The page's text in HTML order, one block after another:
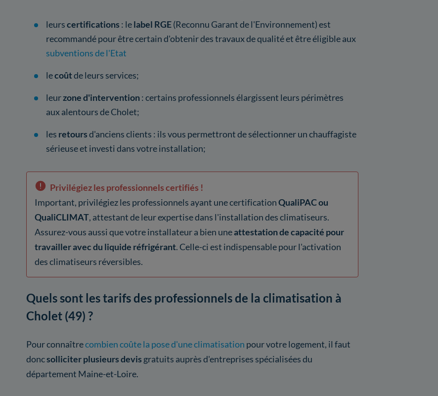
leurscertifications : lelabel RGE(Reconnu Garant de l'Environnement) est
recommandé pour être certain d'obtenir des travaux de qualité et être éligible aux
subventions de l'Etat
lecoûtde leurs services;
leurzone d'intervention: certains professionnels élargissent leurs périmètres
aux alentours de Cholet;
les retoursd'anciens clients : ils vous permettront de sélectionner un chauffagiste
sérieuse et investi dans votre installation;
Privilégiez les professionnels certifiés !
Important, privilégiez les professionnels ayant une certificationQualiPAC ou
QualiCLIMAT, attestant de leur expertise dans l'installation des climatiseurs.
Assurez-vous aussi que votre installateur a bien uneattestation de capacité pour
travailler avec du liquide réfrigérant. Celle-ci est indispensable pour l'activation
des climatiseurs réversibles.
Quels sont les tarifs des professionnels de la climatisation à
Cholet (49) ?
Pour connaîtrecombien coûte la pose d'une climatisation pour votre logement, il faut
doncsolliciter plusieurs devis gratuits auprès d'entreprises spécialisées du
département Maine-et-Loire.